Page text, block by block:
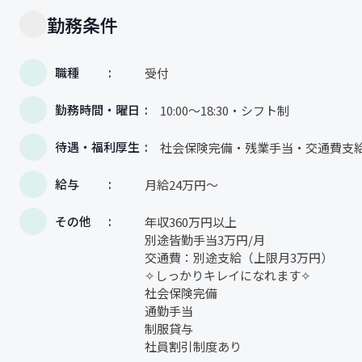
勤務条件
職種 受付
勤務時間・曜日 10:00～18:30・シフト制
待遇・福利厚生 社会保険完備・残業手当・交通費支
給与 月給24万円～
その他
年収360万円以上
別途皆勤手当3万円/月
交通費：別途支給（上限月3万円）
✧しっかりキレイになれます✧
社会保険完備
通勤手当
制服貸与
社員割引制度あり